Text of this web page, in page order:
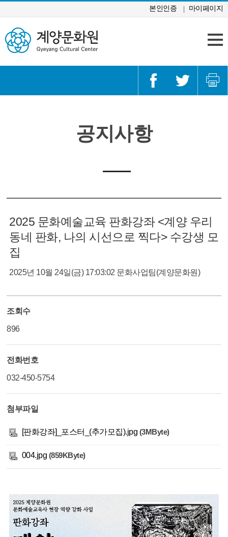
콘텐츠 바로가기 본인인증 마이페이지
공지사항
2025 문화예술교육 판화강좌 <계양 우리
동네 판화, 나의 시선으로 찍다> 수강생 모
집
2025년 10월 24일(금) 17:03:02 문화사업팀(계양문화원)
조회수
896
전화번호
032-450-5754
첨부파일
[판화강좌]_포스터_(추가모집).jpg (3MByte)
004.jpg (859KByte)